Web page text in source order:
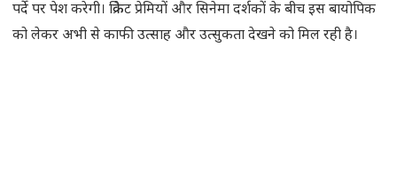
पर्दे पर पेश करेगी। क्रिकेट प्रेमियों और सिनेमा दर्शकों के बीच इस बायोपिक
को लेकर अभी से काफी उत्साह और उत्सुकता देखने को मिल रही है।